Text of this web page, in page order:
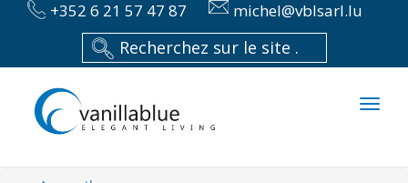
+352 6 21 57 47 87 michel@vblsarl.lu